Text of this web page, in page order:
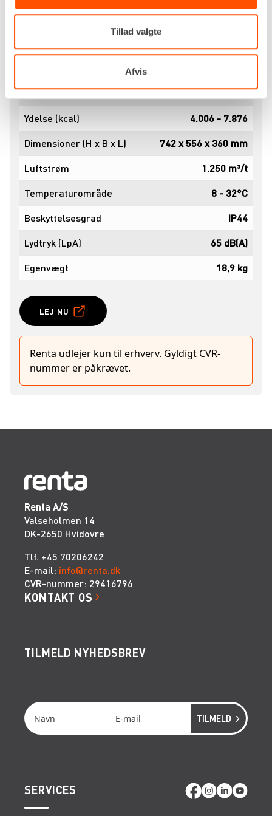
Tillad valgte
Afvis
model, der matcher dit behov bedst.
Ydelse (kW)
4,66 - 9,16
Ydelse (kcal)
4.006 - 7.876
Dimensioner (H x B x L)
742 x 556 x 360 mm
Luftstrøm
1.250 m³/t
Temperaturområde
8 - 32°C
Beskyttelsesgrad
IP44
Lydtryk (LpA)
65 dB(A)
Egenvægt
18,9 kg
LEJ NU
Renta udlejer kun til erhverv. Gyldigt CVR-
nummer er påkrævet.
Renta A/S
Valseholmen 14
DK-2650 Hvidovre
Tlf. +45 70206242
E-mail: info@renta.dk
CVR-nummer: 29416796
KONTAKT OS
TILMELD NYHEDSBREV
SERVICES